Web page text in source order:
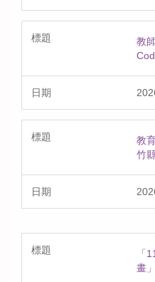
教
教
竹
「
畫